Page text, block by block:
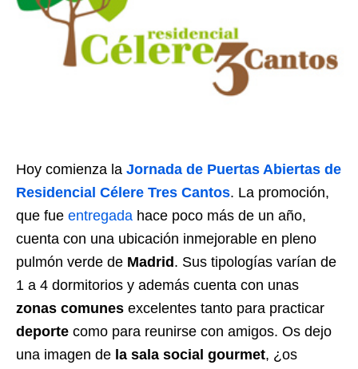
Hoy comienza la Jornada de Puertas Abiertas de
Residencial Célere Tres Cantos. La promoción,
que fue entregada hace poco más de un año,
cuenta con una ubicación inmejorable en pleno
pulmón verde de Madrid. Sus tipologías varían de
1 a 4 dormitorios y además cuenta con unas
zonas comunes excelentes tanto para practicar
deporte como para reunirse con amigos. Os dejo
una imagen de la sala social gourmet, ¿os